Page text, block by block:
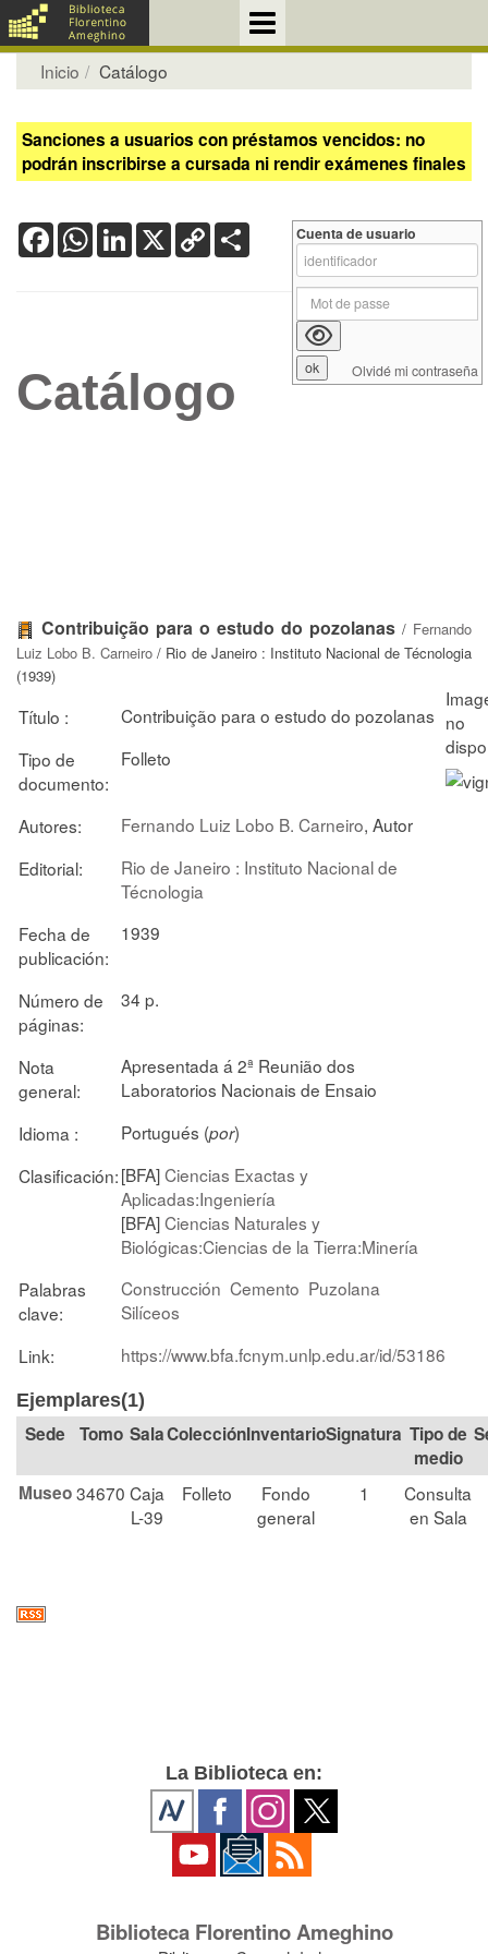
Inicio Catálogo
Sanciones a usuarios con préstamos vencidos: no
podrán inscribirse a cursada ni rendir exámenes finales
FacebookWhatsApp
LinkedIn
X Copy
Link
Catálogo
Contribuição para o estudo do pozolanas / Fernando
Luiz Lobo B. Carneiro / Rio de Janeiro : Instituto Nacional de Técnologia
(1939)
Título :
Contribuição para o estudo do pozolanas
Tipo de
documento:
Folleto
Autores: Fernando Luiz Lobo B. Carneiro, Autor
Editorial:
Rio de Janeiro : Instituto Nacional de
Técnologia
Fecha de
publicación:
1939
Número de
páginas:
34 p.
Nota
general:
Apresentada á 2ª Reunião dos
Laboratorios Nacionais de Ensaio
Idioma :
Portugués (por)
Clasificación:[BFA]Ciencias Exactas y
Aplicadas:Ingeniería
[BFA]Ciencias Naturales y
Biológicas:Ciencias de la Tierra:Minería
Palabras
clave:
Construcción Cemento Puzolana
Silíceos
Link:
https://www.bfa.fcnym.unlp.edu.ar/id/53186
Ejemplares(1)
Tomo SalaColección Signatura Tipo de
medio
Museo34670 Caja
L-39
Folleto
Fondo
general
1
Consulta
en Sala
Cuenta de usuario
Olvidé mi contraseña
La Biblioteca en:
Biblioteca Florentino Ameghino